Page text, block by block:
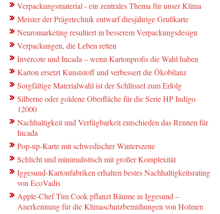
Verpackungsmaterial - ein zentrales Thema für unser Klima
Meister der Prägetechnik entwarf diesjährige Grußkarte
Neuromarketing resultiert in besserem Verpackungsdesign
Verpackungen, die Leben retten
Invercote und Incada – wenn Kartonprofis die Wahl haben
Karton ersetzt Kunststoff und verbessert die Ökobilanz
Sorgfältige Materialwahl ist der Schlüssel zum Erfolg
Silberne oder goldene Oberfläche für die Serie HP Indigo
12000
Nachhaltigkeit und Verfügbarkeit entschieden das Rennen für
Incada
Pop-up-Karte mit schwedischer Winterszene
Schlicht und minimalistisch mit großer Komplexität
Iggesund-Kartonfabriken erhalten bestes Nachhaltigkeitsrating
von EcoVadis
Apple-Chef Tim Cook pflanzt Bäume in Iggesund –
Anerkennung für die Klimaschutzbemühungen von Holmen